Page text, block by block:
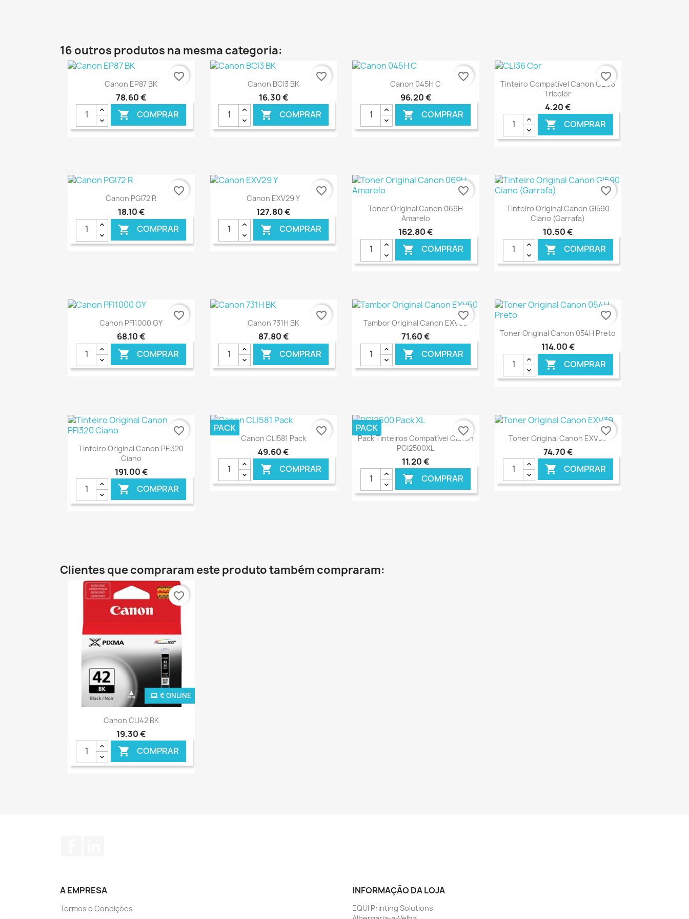
16 outros produtos na mesma categoria:
Ver+
Canon EP87 BK
78,60 €
 COMPRAR
favorite_border Ver+
Canon BCI3 BK
16,30 €
 COMPRAR
favorite_border Ver+
Canon 045H C
96,20 €
 COMPRAR
€ ONLINE
favorite_border Ver+
Tinteiro Compatível Canon CLI36
Tricolor
4,20 €
 COMPRAR
€ ONLINE
favorite_border
Ver+
Canon PGI72 R
18,10 €
 COMPRAR
favorite_border Ver+
Canon EXV29 Y
127,80 €
 COMPRAR
favorite_border
Ver+
Toner Original Canon 069H
Amarelo
162,80 €
 COMPRAR
favorite_border
Ver+
Tinteiro Original Canon GI590
Ciano (Garrafa)
10,50 €
 COMPRAR
favorite_border
Ver+
Canon PFI1000 GY
68,10 €
 COMPRAR
favorite_border Ver+
Canon 731H BK
87,80 €
 COMPRAR
favorite_border Ver+
Tambor Original Canon EXV50
71,60 €
 COMPRAR
favorite_border
Ver+
Toner Original Canon 054H Preto
114,00 €
 COMPRAR
€ ONLINE
favorite_border
Ver+
Tinteiro Original Canon PFI320
Ciano
191,00 €
 COMPRAR
favorite_border Ver+
Canon CLI581 Pack
49,60 €
 COMPRAR
PACK favorite_border Ver+
Pack Tinteiros Compatível Canon
PGI2500XL
11,20 €
 COMPRAR
PACK favorite_border Ver+
Toner Original Canon EXV39
74,70 €
 COMPRAR
favorite_border
Clientes que compraram este produto também compraram:
Ver+
Canon CLI42 BK
19,30 €
 COMPRAR
€ ONLINE
favorite_border
A EMPRESA
Termos e Condições
INFORMAÇÃO DA LOJA
EQUI Printing Solutions